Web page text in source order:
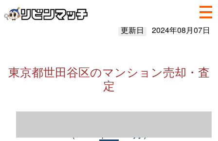
更新日 2024年08月07日
東京都世田谷区のマンション売却・査
定